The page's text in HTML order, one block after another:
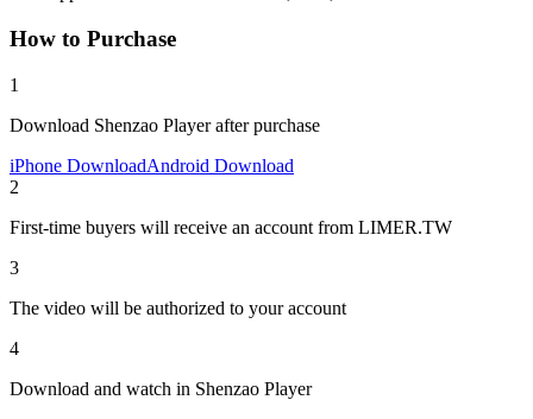
How to Purchase
1
Download Shenzao Player after purchase
iPhone DownloadAndroid Download
2
First-time buyers will receive an account from LIMER.TW
3
The video will be authorized to your account
4
Download and watch in Shenzao Player